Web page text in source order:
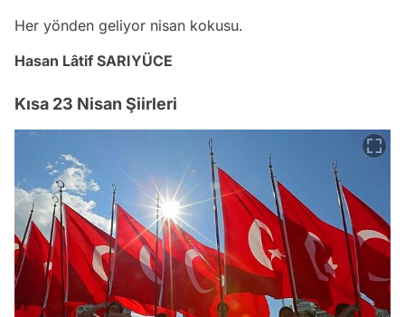
Her yönden geliyor nisan kokusu.
Hasan Lâtif SARIYÜCE
Kısa 23 Nisan Şiirleri